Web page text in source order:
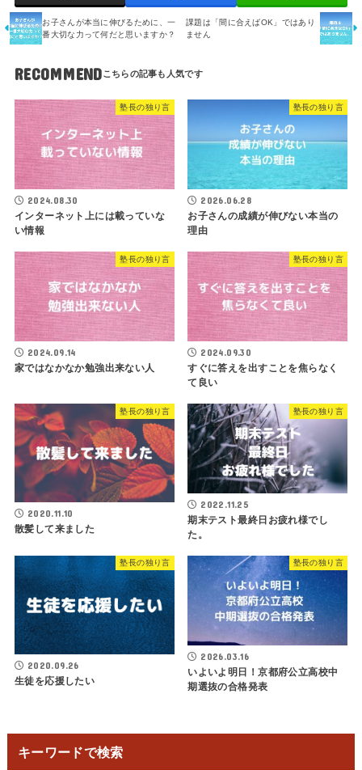
お子さんが本当に伸びるために、一
番大切な力って何だと思いますか？
課題は「間に合えばOK」ではあり
ません
RECOMMEND
塾長の独り言
2024.08.30
インターネット上には載っていな
い情報
塾長の独り言
2026.06.28
お子さんの成績が伸びない本当の
理由
塾長の独り言
2024.09.14
家ではなかなか勉強出来ない人
塾長の独り言
2024.09.30
すぐに答えを出すことを焦らなく
て良い
塾長の独り言
2020.11.10
散髪して来ました
塾長の独り言
2022.11.25
期末テスト最終日お疲れ様でし
た。
塾長の独り言
2020.09.26
生徒を応援したい
塾長の独り言
2026.03.16
いよいよ明日！京都府公立高校中
期選抜の合格発表
キーワードで検索